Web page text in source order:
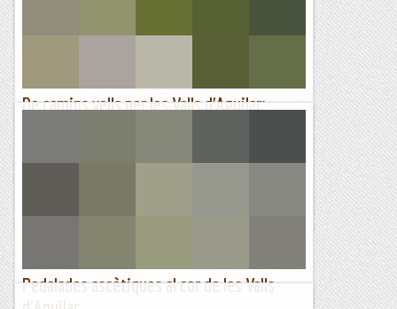
Pass@muntanyes
De camins vells per les Valls d'Aguilar:
baixa.Punt de sortida: Espaén.Durada total: 5.30 h.TRAÇA
Passamuntanyes
Pedalades ascètiques al cor de les Valls